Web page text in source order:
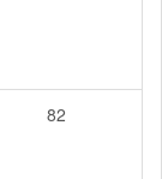
82